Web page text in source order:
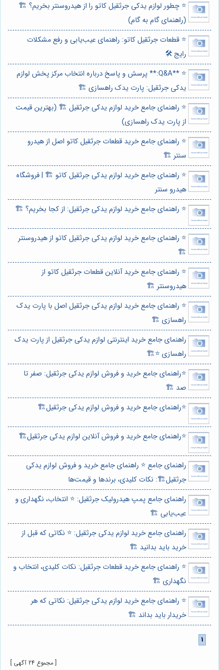
⭐️ چطور لوازم یدکی جرثقیل کاتو را از هیدروسنتر بخریم؟ 🏗️
(راهنمای گام به گام)
⭐️ قطعات جرثقیل کاتو: راهنمای عیب‌یابی و رفع مشکلات
رایج 🛠️
⭐️ **Q&A:** پرسش و پاسخ درباره انتخاب مرکز پخش لوازم
یدکی جرثقیل: پارت یدک راهسازی 🏗️
⭐️ راهنمای جامع خرید لوازم یدکی جرثقیل 🏗️ (بهترین قیمت
از پارت یدک راهسازی)
⭐️ راهنمای جامع خرید قطعات جرثقیل کاتو اصل از هیدرو
سنتر 🏗️
⭐️ راهنمای جامع خرید لوازم یدکی جرثقیل کاتو 🏗️ | فروشگاه
هیدرو سنتر
⭐️ راهنمای جامع خرید لوازم یدکی جرثقیل: از کجا بخریم؟ 🏗️
⭐️ راهنمای جامع خرید لوازم یدکی جرثقیل کاتو از هیدروسنتر
🏗️
⭐️ راهنمای جامع خرید آنلاین قطعات جرثقیل کاتو از
هیدروسنتر 🏗️
⭐️ راهنمای جامع خرید لوازم یدکی جرثقیل اصل با پارت یدک
راهسازی 🏗️
راهنمای جامع خرید اینترنتی لوازم یدکی جرثقیل از پارت یدک
راهسازی ⭐️🏗️
⭐️راهنمای جامع خرید و فروش لوازم یدکی جرثقیل: صفر تا
صد 🏗️
⭐️راهنمای جامع خرید و فروش لوازم یدکی جرثقیل🏗️
⭐️راهنمای جامع خرید و فروش آنلاین لوازم یدکی جرثقیل🏗️
راهنمای جامع ⭐️ راهنمای جامع خرید و فروش لوازم یدکی
جرثقیل🏗️: نکات کلیدی، برندها و قیمت‌ها
راهنمای جامع پمپ هیدرولیک جرثقیل: ⭐️ انتخاب، نگهداری و
عیب‌یابی 🏗️
راهنمای جامع خرید لوازم یدکی جرثقیل: ⭐️ نکاتی که قبل از
خرید باید بدانید 🏗️
⭐️ راهنمای جامع خرید قطعات جرثقیل: نکات کلیدی، انتخاب و
نگهداری 🏗️
⭐️ راهنمای جامع خرید لوازم یدکی جرثقیل: نکاتی که هر
خریدار باید بداند 🏗️
[ مجموع 24 آگهی ]